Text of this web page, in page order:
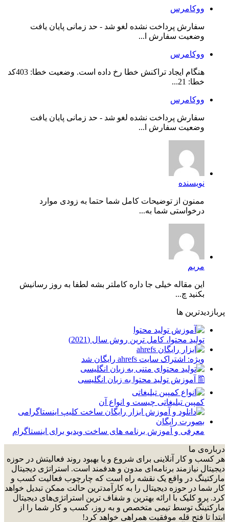
ووکامرس
سفارش پرداخت نشده لغو شد - حد زمانی پایان یافت
وضعیت سفارش ا...
ووکامرس
هنگام ایجاد تراکنش خطا رخ داده است. وضعیت خطا: 403کد
خطا: 21...
ووکامرس
سفارش پرداخت نشده لغو شد - حد زمانی پایان یافت
وضعیت سفارش ا...
نویسنده
ممنون از توضیحات کامل شما حتما به زودی موارد
درخواستی شما به...
مریم
این مقاله خیلی جا داره کاملتر بشه لطفا به روز رسانیش
بکنید چ...
پربازدیدترین ها
توليد محتوا، کامل ترین روش سال (2021)
ویژه: اشتراک سایت ahrefs رایگان شد
🖺 آموزش تولید محتوا به زبان انگلیسی
کمپین تبلیغاتی چیست و انواع آن
معرفی و آموزش برنامه های ساخت ویدیو برای اینستاگرام
درباره‌ی ما
هر کسب و کار آنلاینی برای شروع و یا بهبود روند فعالیتش در حوزه
دیجیتال نیازمند برنامه‌ای مدون و هدفمند است. استراتژی دیجیتال
مارکتینگ در واقع یک نقشه راه است که چارچوب فعالیت کسب و
کار شما در حوزه دیجیتال را به کارآمدترین حالت ممکن تبدیل خواهد
کرد. پرو کلیک با ارائه بهترین و شفاف ترین استراتژی‌های دیجیتال
مارکتینگ توسط تیمی متخصص و به روز، کسب و کار شما را از
ابتدا تا فتح قله موفقیت همراهی خواهد کرد!